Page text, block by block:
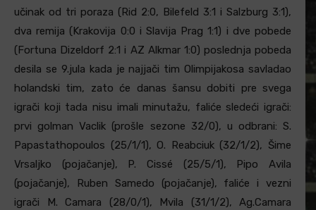
učinak od tri poraza (Rid 2:0, Bilefeld 3:1 i Salzburg 3:1),
dva remija (Krakovija 0:0 i Slavija Prag 1:1) i dve pobede
(Fortuna Dizeldorf 2:1 i AZ Alkmar 1:0) poslednja pobeda
desila se 9.jula kada je najjači tim Olimpijakosa savladao
holandski tim, zato će danas šansu dobiti pre svega
igrači koji tada nisu imali minutažu, faliće sledeći igrači:
prvi golman Vaclik (prošle sezone 32/0), u odbrani: S.
Papastathopoulos (25/1/1), O. Reabciuk (32/1/2), Šime
Vrsaljko (pojačanje), P. Cissé (25/5/1), Pipo Avila
(pojačanje), Ruben Samedo (pojačanje), faliće i vezni
igrači M. Camara (28/0/1), Mvila (31/1/2), Ag.Camara